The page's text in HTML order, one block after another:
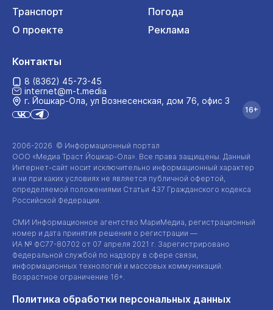
Транспорт
Погода
О проекте
Реклама
2006-2026 © Информационный портал
ООО «Медиа Траст Йошкар-Ола». Все права защищены. Данный
Интернет-сайт носит исключительно информационный характер
и ни при каких условиях не является публичной офертой,
определяемой положениями Статьи 437 Гражданского кодекса
Российской Федерации.
СМИ Информационное агентство МариМедиа, регистрационный
номер и дата принятия решения о регистрации —
ИА № ФС77-80702 от 07 апреля 2021 г. Зарегистрировано
Федеральной службой по надзору в сфере связи,
информационных технологий и массовых коммуникаций.
Возрастное ограничение 16+.
Политика обработки персональных данных
Контакты
8 (8362) 45-73-45
internet@m-t.media
г. Йошкар‑Ола, ул Вознесенская, дом 76, офис 3
16+